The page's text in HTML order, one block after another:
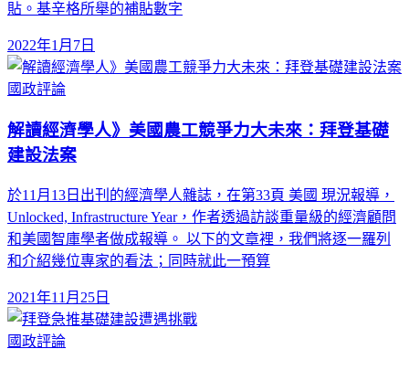
貼。基辛格所舉的補貼數字
2022年1月7日
國政評論
解讀經濟學人》美國農工競爭力大未來：拜登基礎
建設法案
於11月13日出刊的經濟學人雜誌，在第33頁 美國 現況報導，
Unlocked, Infrastructure Year，作者透過訪談重量級的經濟顧問
和美國智庫學者做成報導。 以下的文章裡，我們將逐一羅列
和介紹幾位專家的看法；同時就此一預算
2021年11月25日
國政評論